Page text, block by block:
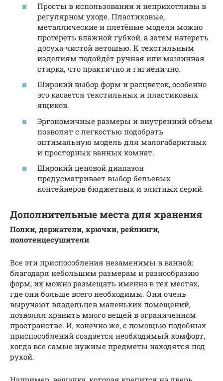
Просты в использовании и неприхотливы в
регулярном уходе. Пластиковые,
металлические и плетёные модели можно
протереть влажной губкой, а затем натереть
досуха чистой ветошью. К текстильным
изделиям подойдёт ручная или машинная
стирка, что практично и гигиенично.
Широкий выбор форм и расцветок, особенно
это касается текстильных и пластиковых
ящиков.
Эргономичные размеры и внутренний объем
позволят с легкостью подобрать
оптимальную модель для малогабаритных
и просторных ванных комнат.
Широкий ценовой диапазон
предусматривает выбор бельевых
контейнеров бюджетных и элитных серий.
Дополнительные места для хранения
Полки, держатели, крючки, рейлинги,
полотенцесушители
Все эти приспособления незаменимы в ванной:
благодаря небольшим размерам и разнообразию
форм, их можно размещать именно в тех местах,
где они больше всего необходимы. Они очень
выручают владельцев маленьких помещений,
позволяя хранить много вещей в ограниченном
пространстве. И, конечно же, с помощью подобных
приспособлений создается необходимый комфорт,
когда все самые нужные предметы находятся под
рукой.